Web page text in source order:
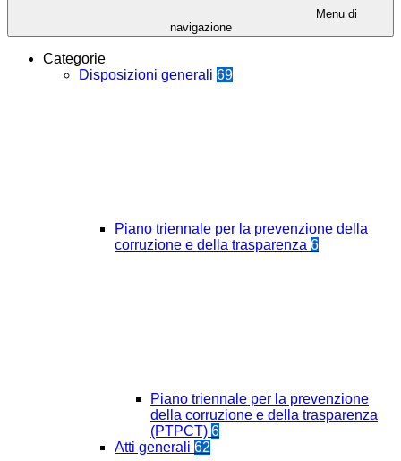
Menu di
navigazione
Categorie
Disposizioni generali 69
Piano triennale per la prevenzione della
corruzione e della trasparenza 6
Piano triennale per la prevenzione
della corruzione e della trasparenza
(PTPCT) 6
Atti generali 62